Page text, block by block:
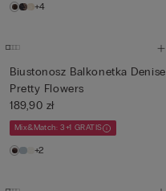
+4
Biustonosz Balkonetka Denise
Pretty Flowers
189,90 zł
Mix&Match: 3+1 GRATIS
+2